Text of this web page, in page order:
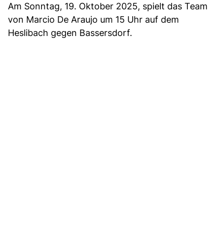
Am Sonntag, 19. Oktober 2025, spielt das Team
von Marcio De Araujo um 15 Uhr auf dem
Heslibach gegen Bassersdorf.